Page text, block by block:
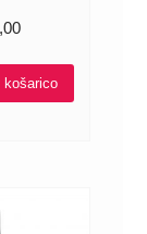
košarico